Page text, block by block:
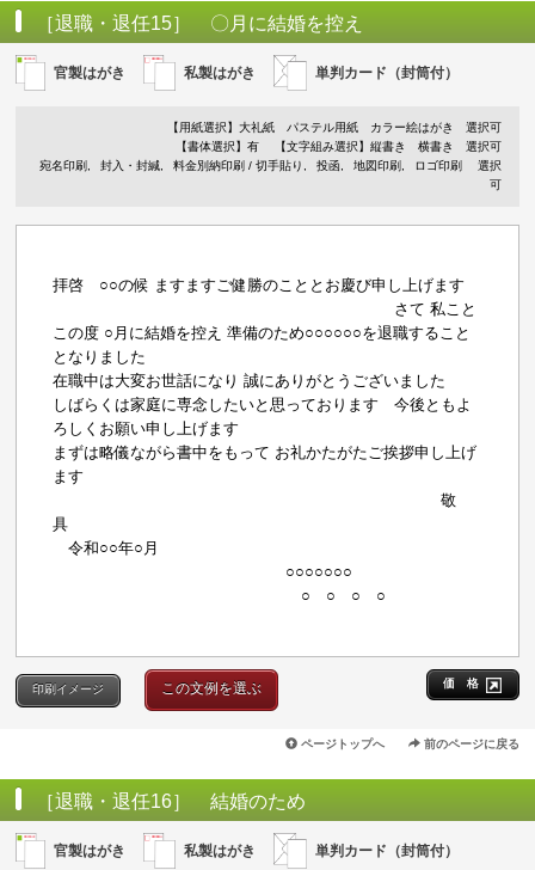
［退職・退任15］ 〇月に結婚を控え
官製はがき 私製はがき 単判カード（封筒付）
【用紙選択】 大礼紙 パステル用紙 カラー絵はがき
選択可
【書体選択】有
【文字組み選択】縦書き 横書き 選択可
宛名印刷
封入・封緘 料金別納印刷 / 切手貼り 投函 地図印刷 ロゴ印刷
選択
可
拝啓 ○○の候 ますますご健勝のこととお慶び申し上げます
さて 私こと
この度 ○月に結婚を控え 準備のため○○○○○○を退職すること
となりました
在職中は大変お世話になり 誠にありがとうございました
しばらくは家庭に専念したいと思っております 今後ともよ
ろしくお願い申し上げます
まずは略儀ながら書中をもって お礼かたがたご挨拶申し上げ
ます
敬
具
令和○○年○月
○○○○○○○
○ ○ ○ ○
価 格
印刷イメージ この文例を選ぶ
ページトップへ 前のページに戻る
［退職・退任16］ 結婚のため
官製はがき 私製はがき 単判カード（封筒付）